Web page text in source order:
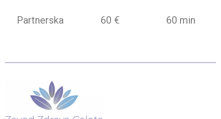
Partnerska 60 € 60 min